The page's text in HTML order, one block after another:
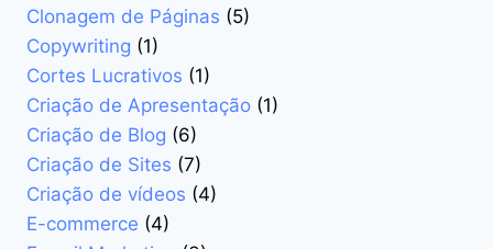
Clonagem de Páginas (5)
Copywriting (1)
Cortes Lucrativos (1)
Criação de Apresentação (1)
Criação de Blog (6)
Criação de Sites (7)
Criação de vídeos (4)
E-commerce (4)